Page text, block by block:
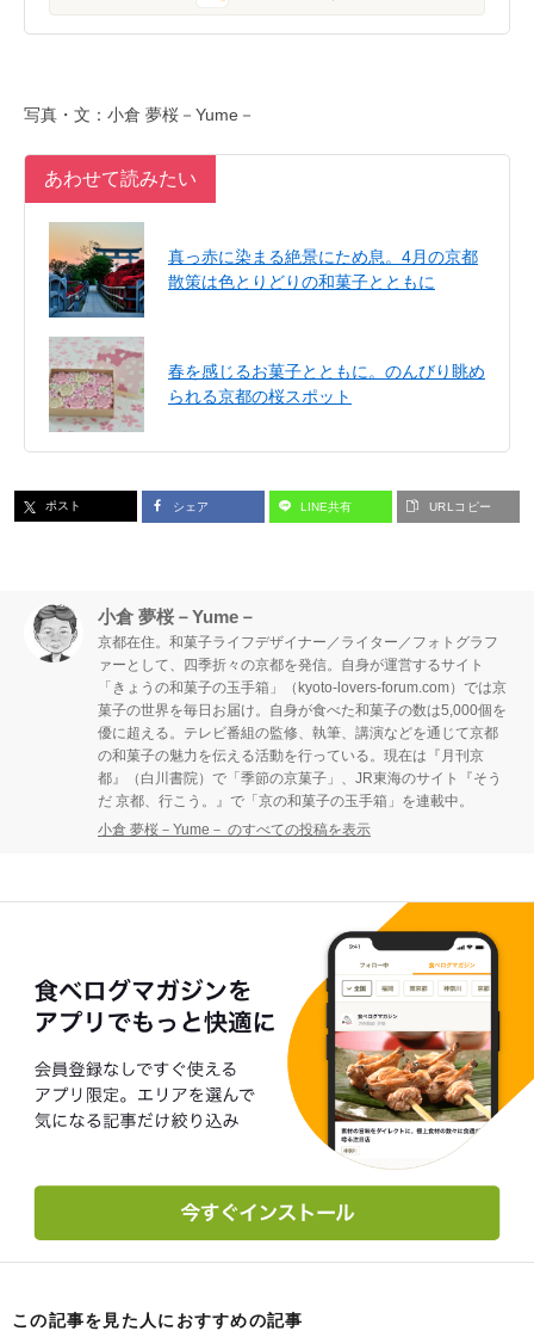
写真・文：小倉 夢桜－Yume－
あわせて読みたい
真っ赤に染まる絶景にため息。4月の京都
散策は色とりどりの和菓子とともに
春を感じるお菓子とともに。のんびり眺め
られる京都の桜スポット
ポスト シェア LINE共有 URLコピー
小倉 夢桜－Yume－
京都在住。和菓子ライフデザイナー／ライター／フォトグラフ
ァーとして、四季折々の京都を発信。自身が運営するサイト
「きょうの和菓子の玉手箱」（kyoto-lovers-forum.com）では京
菓子の世界を毎日お届け。自身が食べた和菓子の数は5,000個を
優に超える。テレビ番組の監修、執筆、講演などを通じて京都
の和菓子の魅力を伝える活動を行っている。現在は『月刊京
都』（白川書院）で「季節の京菓子」、JR東海のサイト『そう
だ 京都、行こう。』で「京の和菓子の玉手箱」を連載中。
小倉 夢桜－Yume－ のすべての投稿を表示
この記事を見た人におすすめの記事